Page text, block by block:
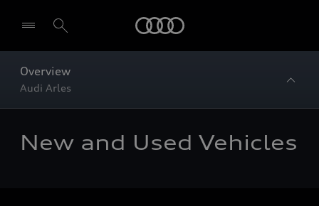
Overview
Audi Arles
New and Used Vehicles